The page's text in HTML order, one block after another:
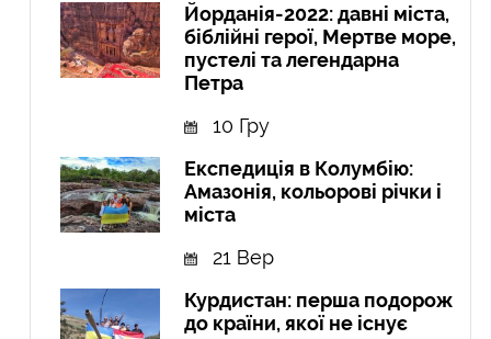
Йорданія-2022: давні міста,
біблійні герої, Мертве море,
пустелі та легендарна
Петра
10 Гру
Експедиція в Колумбію:
Амазонія, кольорові річки і
міста
21 Вер
Курдистан: перша подорож
до країни, якої не існує